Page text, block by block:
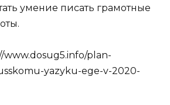
умение писать грамотные
www.dosug5.info/plan-
yazyku-ege-v-2020-